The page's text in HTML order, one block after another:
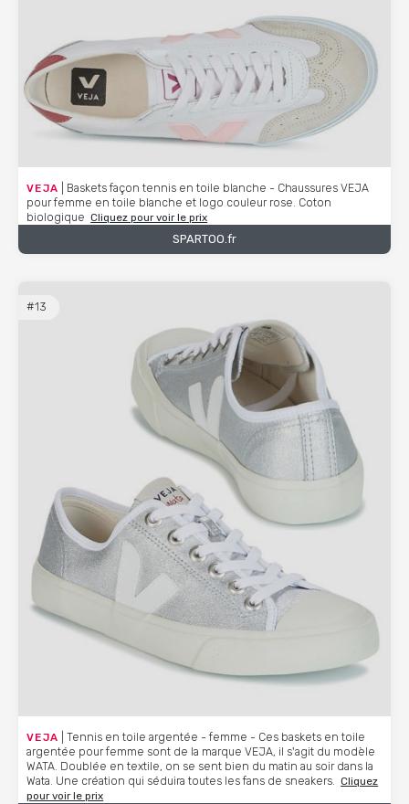
VEJA | Baskets façon tennis en toile blanche - Chaussures VEJA
pour femme en toile blanche et logo couleur rose. Coton
biologique Cliquez pour voir le prix
SPARTOO.fr
#13
VEJA | Tennis en toile argentée - femme - Ces baskets en toile
argentée pour femme sont de la marque VEJA, il s'agit du modèle
WATA. Doublée en textile, on se sent bien du matin au soir dans la
Wata. Une création qui séduira toutes les fans de sneakers. Cliquez
pour voir le prix